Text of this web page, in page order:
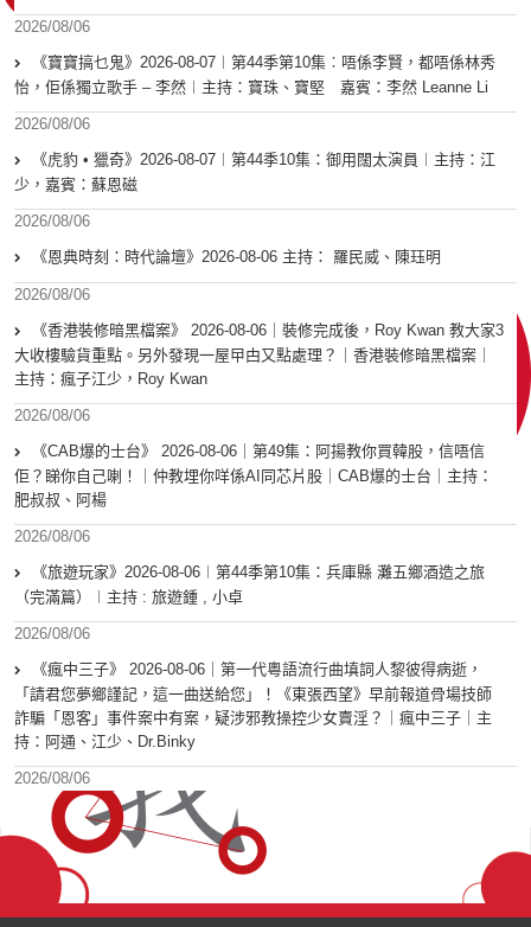
2026/08/06
《寶寶搞乜鬼》2026-08-07︱第44季第10集︰唔係李賢，都唔係林秀
怡，佢係獨立歌手 – 李然︱主持：寶珠、寶堅 嘉賓：李然 Leanne Li
2026/08/06
《虎豹 • 獵奇》2026-08-07︱第44季10集：御用闊太演員︱主持：江
少，嘉賓：蘇恩磁
2026/08/06
《恩典時刻：時代論壇》2026-08-06 主持： 羅民威、陳珏明
2026/08/06
《香港裝修暗黑檔案》 2026-08-06｜裝修完成後，Roy Kwan 教大家3
大收樓驗貨重點。另外發現一屋曱甴又點處理？｜香港裝修暗黑檔案｜
主持：瘋子江少，Roy Kwan
2026/08/06
《CAB爆的士台》 2026-08-06｜第49集：阿揚教你買韓股，信唔信
佢？睇你自己喇！｜仲教埋你咩係AI同芯片股｜CAB爆的士台｜主持：
肥叔叔、阿楊
2026/08/06
《旅遊玩家》2026-08-06︱第44季第10集：兵庫縣 灘五鄉酒造之旅
（完滿篇）︱主持 : 旅遊鍾 , 小卓
2026/08/06
《瘋中三子》 2026-08-06｜第一代粵語流行曲填詞人黎彼得病逝，
「請君您夢鄉謹記，這一曲送給您」！《東張西望》早前報道骨場技師
詐騙「恩客」事件案中有案，疑涉邪教操控少女賣淫？｜瘋中三子｜主
持：阿通、江少、Dr.Binky
2026/08/06